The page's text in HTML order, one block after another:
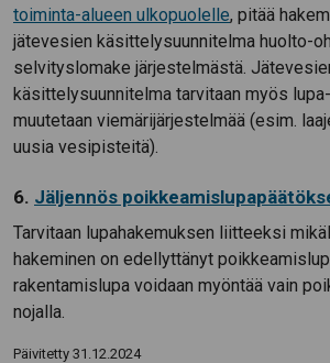
toiminta-alueen ulkopuolelle, pitää
jätevesien käsittelysuunnitelma huolto-
selvityslomake järjestelmästä.
käsittelysuunnitelma tarvitaan myös
muutetaan viemärijärjestelmää (esim.
uusia vesipisteitä).
6. Jäljennös
Tarvitaan lupahakemuksen liitteeksi
hakeminen on edellyttänyt
rakentamislupa voidaan myöntää vain
nojalla.
Päivitetty 31.12.2024